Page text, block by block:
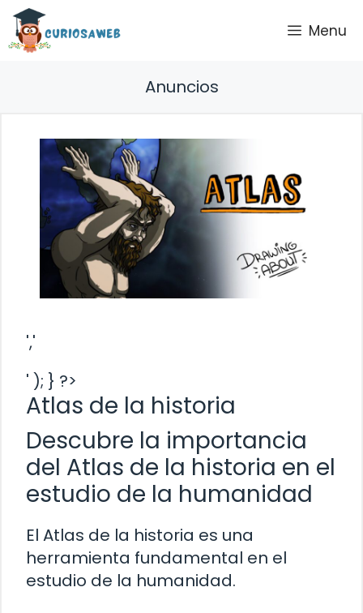
Saltar
contenido
Menu
Anuncios
','
' ); } ?>
Atlas de la historia
Descubre la importancia
del Atlas de la historia en el
estudio de la humanidad
El Atlas de la historia es una
herramienta fundamental en el
estudio de la humanidad.